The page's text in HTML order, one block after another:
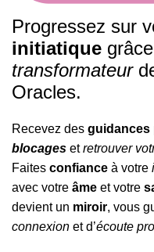
Progressez sur
initiatique
transformateur
Oracles.
Recevez des guidances
blocages etretrouver
Faites confiance à votre
avec votre âme et votre
devient un miroir, vous
connexion et d’écoute